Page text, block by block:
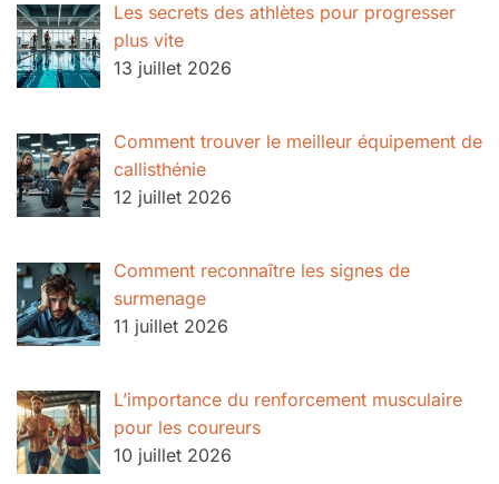
Les secrets des athlètes pour progresser
plus vite
13 juillet 2026
Comment trouver le meilleur équipement de
callisthénie
12 juillet 2026
Comment reconnaître les signes de
surmenage
11 juillet 2026
L’importance du renforcement musculaire
pour les coureurs
10 juillet 2026